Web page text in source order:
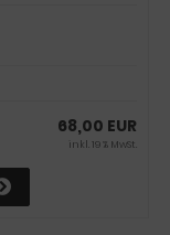
68,00 EUR
inkl. 19 % MwSt.